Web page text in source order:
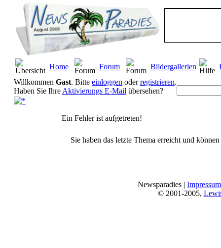
Home Forum Bildergallerien
Willkommen Gast. Bitte einloggen oderregistrieren.
Haben Sie Ihre Aktivierungs E-Mail übersehen?
Ein Fehler ist aufgetreten!
Sie haben das letzte Thema erreicht und
Newsparadies | Impressum
© 2001-2005,